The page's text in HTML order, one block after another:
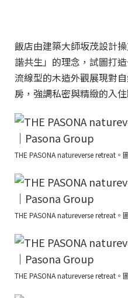
飯店由建築大師坂茂設計
諧共生」的理念，試圖打
流線型的木造外觀展現對
房，強調私密與精緻的入住
THE PASONA natureverse retreat
THE PASONA natureverse retreat
THE PASONA natureverse retreat